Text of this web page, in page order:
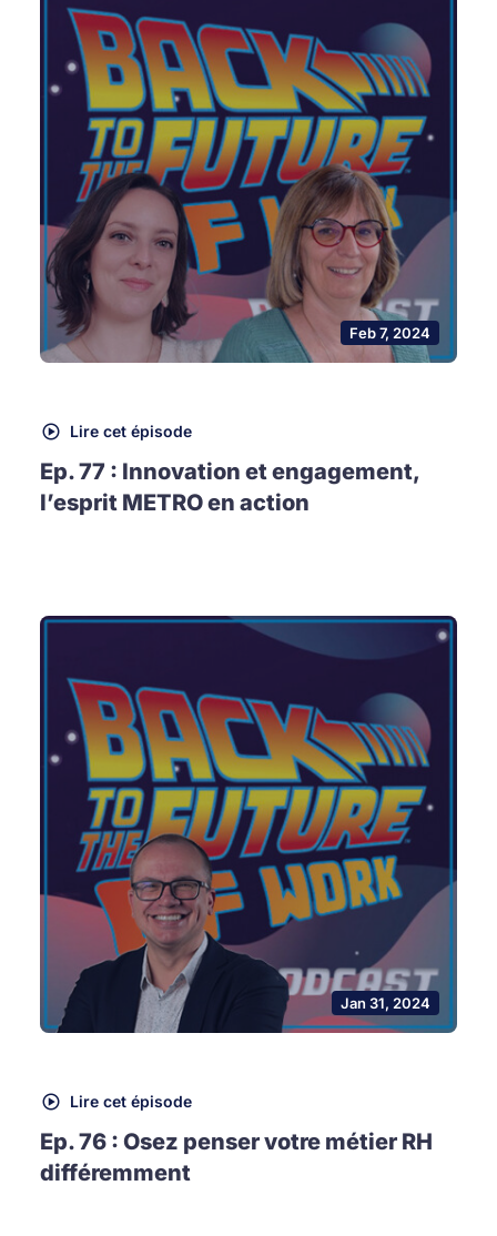
Feb 7, 2024
Lire cet épisode
Ep. 77 : Innovation et engagement,
l’esprit METRO en action
Jan 31, 2024
Lire cet épisode
Ep. 76 : Osez penser votre métier RH
différemment